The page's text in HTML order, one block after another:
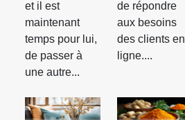
et il est
maintenant
temps pour lui,
de passer à
une autre...
de répondre
aux besoins
des clients en
ligne....